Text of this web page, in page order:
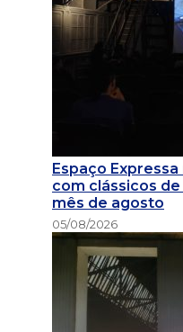
Espaço
com clássicos
mês de agosto
05/08/2026